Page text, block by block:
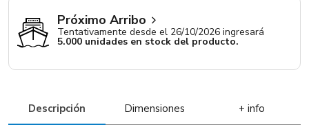
Próximo Arribo
Tentativamente desde el 26/10/2026 ingresará
5.000 unidades en stock del producto.
Descripción Dimensiones + info